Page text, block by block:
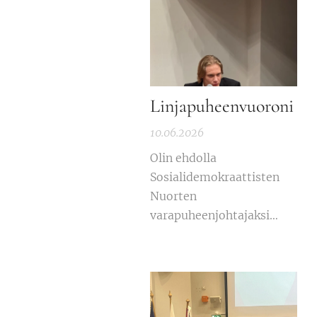
Linjapuheenvuoroni
10.06.2026
Olin ehdolla
Sosialidemokraattisten
Nuorten
varapuheenjohtajaksi
parilla äänellä Mitro
Kutvoselle ja Anni
Lahtiselle, jotka valittiin.